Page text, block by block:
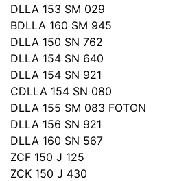
DLLA 153 SM 029
BDLLA 160 SM 945
DLLA 150 SN 762
DLLA 154 SN 640
DLLA 154 SN 921
CDLLA 154 SN 080
DLLA 155 SM 083 FOTON
DLLA 156 SN 921
DLLA 160 SN 567
ZCF 150 J 125
ZCK 150 J 430